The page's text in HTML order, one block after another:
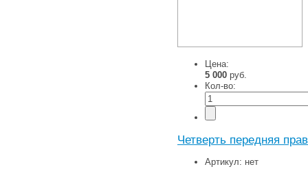
Цена:
5 000 руб.
Кол-во:
Четверть передняя
Артикул: нет